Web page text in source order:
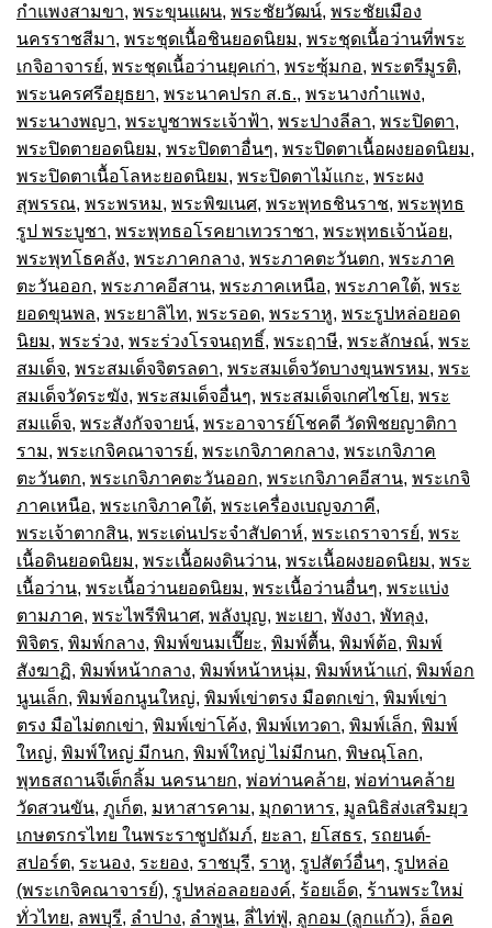
กำแพงสามขา, พระขุนแผน, พระชัยวัฒน์, พระชัยเมือง
นครราชสีมา, พระชุดเนื้อชินยอดนิยม, พระชุดเนื้อว่านที่พระ
เกจิอาจารย์, พระชุดเนื้อว่านยุคเก่า, พระซุ้มกอ, พระตรีมูรติ,
พระนครศรีอยุธยา, พระนาคปรก ส.ธ., พระนางกำแพง,
พระนางพญา, พระบูชาพระเจ้าฟ้า, พระปางลีลา, พระปิดตา,
พระปิดตายอดนิยม, พระปิดตาอื่นๆ, พระปิดตาเนื้อผงยอดนิยม,
พระปิดตาเนื้อโลหะยอดนิยม, พระปิดตาไม้แกะ, พระผง
สุพรรณ, พระพรหม, พระพิฆเนศ, พระพุทธชินราช, พระพุทธ
รูป พระบูชา, พระพุทธอโรคยาเทวราชา, พระพุทธเจ้าน้อย,
พระพุทโธคลัง, พระภาคกลาง, พระภาคตะวันตก, พระภาค
ตะวันออก, พระภาคอีสาน, พระภาคเหนือ, พระภาคใต้, พระ
ยอดขุนพล, พระยาลิไท, พระรอด, พระราหู, พระรูปหล่อยอด
นิยม, พระร่วง, พระร่วงโรจนฤทธิ์, พระฤาษี, พระลักษณ์, พระ
สมเด็จ, พระสมเด็จจิตรลดา, พระสมเด็จวัดบางขุนพรหม, พระ
สมเด็จวัดระฆัง, พระสมเด็จอื่นๆ, พระสมเด็จเกศไชโย, พระ
สมเเด็จ, พระสังกัจจายน์, พระอาจารย์โชคดี วัดพิชยญาติกา
ราม, พระเกจิคณาจารย์, พระเกจิภาคกลาง, พระเกจิภาค
ตะวันตก, พระเกจิภาคตะวันออก, พระเกจิภาคอีสาน, พระเกจิ
ภาคเหนือ, พระเกจิภาคใต้, พระเครื่องเบญจภาคี,
พระเจ้าตากสิน, พระเด่นประจำสัปดาห์, พระเถราจารย์, พระ
เนื้อดินยอดนิยม, พระเนื้อผงดินว่าน, พระเนื้อผงยอดนิยม, พระ
เนื้อว่าน, พระเนื้อว่านยอดนิยม, พระเนื้อว่านอื่นๆ, พระแบ่ง
ตามภาค, พระไพรีพินาศ, พลังบุญ, พะเยา, พังงา, พัทลุง,
พิจิตร, พิมพ์กลาง, พิมพ์ขนมเปี๊ยะ, พิมพ์ตื้น, พิมพ์ต้อ, พิมพ์
สังฆาฏิ, พิมพ์หน้ากลาง, พิมพ์หน้าหนุ่ม, พิมพ์หน้าแก่, พิมพ์อก
นูนเล็ก, พิมพ์อกนูนใหญ่, พิมพ์เข่าตรง มือตกเข่า, พิมพ์เข่า
ตรง มือไม่ตกเข่า, พิมพ์เข่าโค้ง, พิมพ์เทวดา, พิมพ์เล็ก, พิมพ์
ใหญ่, พิมพ์ใหญ่ มีกนก, พิมพ์ใหญ่ ไม่มีกนก, พิษณุโลก,
พุทธสถานจีเต็กลิ้ม นครนายก, พ่อท่านคล้าย, พ่อท่านคล้าย
วัดสวนขัน, ภูเก็ต, มหาสารคาม, มุกดาหาร, มูลนิธิส่งเสริมยุว
เกษตรกรไทย ในพระราชูปถัมภ์, ยะลา, ยโสธร, รถยนต์-
สปอร์ต, ระนอง, ระยอง, ราชบุรี, ราหู, รูปสัตว์อื่นๆ, รูปหล่อ
(พระเกจิคณาจารย์), รูปหล่อลอยองค์, ร้อยเอ็ด, ร้านพระใหม่
ทั่วไทย, ลพบุรี, ลำปาง, ลำพูน, ลี่ไท่ฟู่, ลูกอม (ลูกแก้ว), ล็อค